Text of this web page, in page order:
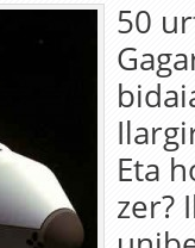
50
Eta
zer?